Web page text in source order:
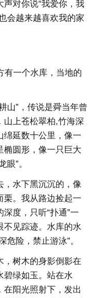
对你说“我爱你，我
会越来越喜欢我的家
有一个水库，当地的
山”，传说是舜当年曾
山上苍松翠柏,竹海深
绵延数十公里，像一
椭圆形，像一只巨大
眼”。
，水下黑沉沉的，像
栗。我从路边捡起一
度，只听“扑通”一
不见踪迹。水库的水
危险，禁止游泳”。
，树木的身影倒影在
碧绿如玉。站在水
在阳光照射下，发出